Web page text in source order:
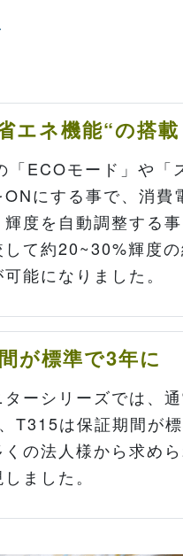
エネ機能“の搭載
「ECOモード」や「
ONにする事で、消費
度を自動調整する事
て約20~30%輝度
能になりました。
が標準で3年に
ーシリーズでは、
T315は保証期間が
の法人様から求め
ました。